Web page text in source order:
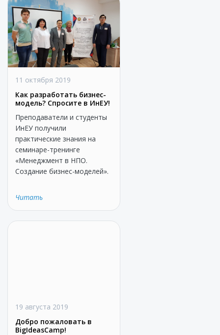
11 октября 2019
Как разработать бизнес-
модель? Спросите в ИнЕУ!
Преподаватели и студенты
ИнЕУ получили
практические знания на
семинаре-тренинге
«Менеджмент в НПО.
Создание бизнес-моделей».
Читать
19 августа 2019
Добро пожаловать в
BigIdeasCamp!